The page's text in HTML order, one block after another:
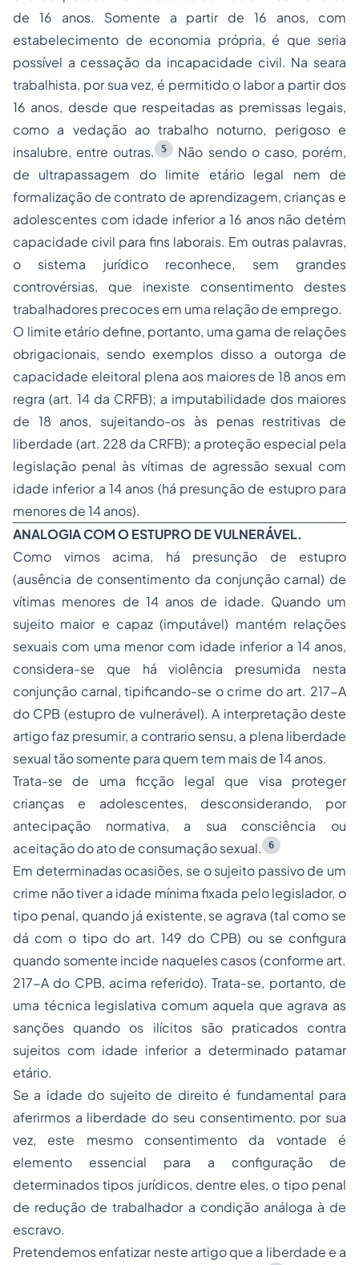
de 16 anos. Somente a partir de 16 anos, com
estabelecimento de economia própria, é que seria
possível a cessação da incapacidade civil. Na seara
trabalhista, por sua vez, é permitido o labor a partir dos
16 anos, desde que respeitadas as premissas legais,
como a vedação ao trabalho noturno, perigoso e
insalubre, entre outras. 5
Não sendo o caso, porém,
de ultrapassagem do limite etário legal nem de
formalização de contrato de aprendizagem, crianças e
adolescentes com idade inferior a 16 anos não detém
capacidade civil para fins laborais. Em outras palavras,
o sistema jurídico reconhece, sem grandes
controvérsias, que inexiste consentimento destes
trabalhadores precoces em uma relação de emprego.
O limite etário define, portanto, uma gama de relações
obrigacionais, sendo exemplos disso a outorga de
capacidade eleitoral plena aos maiores de 18 anos em
regra (art. 14 da CRFB); a imputabilidade dos maiores
de 18 anos, sujeitando-os às penas restritivas de
liberdade (art. 228 da CRFB); a proteção especial pela
legislação penal às vítimas de agressão sexual com
idade inferior a 14 anos (há presunção de estupro para
menores de 14 anos).
ANALOGIA COM O ESTUPRO DE VULNERÁVEL.
Como vimos acima, há presunção de estupro
(ausência de consentimento da conjunção carnal) de
vítimas menores de 14 anos de idade. Quando um
sujeito maior e capaz (imputável) mantém relações
sexuais com uma menor com idade inferior a 14 anos,
considera-se que há violência presumida nesta
conjunção carnal, tipificando-se o crime do art. 217-A
do CPB (estupro de vulnerável). A interpretação deste
artigo faz presumir, a contrario sensu, a plena liberdade
sexual tão somente para quem tem mais de 14 anos.
Trata-se de uma ficção legal que visa proteger
crianças e adolescentes, desconsiderando, por
antecipação normativa, a sua consciência ou
aceitação do ato de consumação sexual.
6
Em determinadas ocasiões, se o sujeito passivo de um
crime não tiver a idade mínima fixada pelo legislador, o
tipo penal, quando já existente, se agrava (tal como se
dá com o tipo do art. 149 do CPB) ou se configura
quando somente incide naqueles casos (conforme art.
217-A do CPB, acima referido). Trata-se, portanto, de
uma técnica legislativa comum aquela que agrava as
sanções quando os ilícitos são praticados contra
sujeitos com idade inferior a determinado patamar
etário.
Se a idade do sujeito de direito é fundamental para
aferirmos a liberdade do seu consentimento, por sua
vez, este mesmo consentimento da vontade é
elemento essencial para a configuração de
determinados tipos jurídicos, dentre eles, o tipo penal
de redução de trabalhador a condição análoga à de
escravo.
Pretendemos enfatizar neste artigo que a liberdade e a